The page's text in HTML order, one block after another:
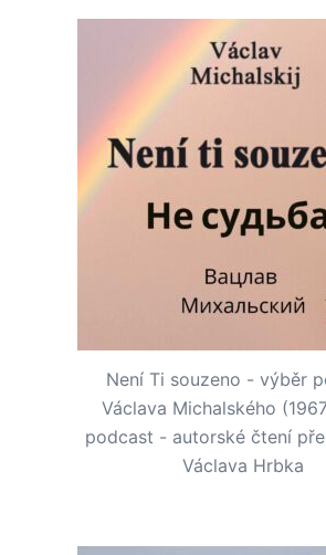
Není Ti souzeno - výběr
Václava Michalského
podcast - autorské čtení
Václava Hrbka